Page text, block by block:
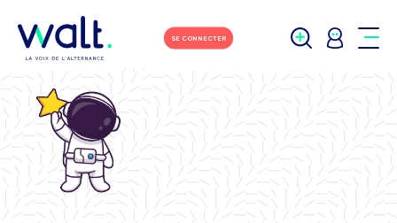
SE CONNECTER